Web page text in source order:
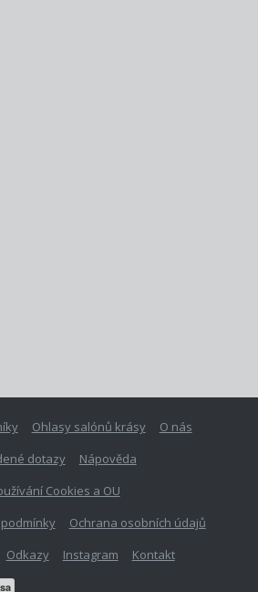
Ohlasy salónů krásy
O nás
dotazy
Nápověda
Cookies a OU
Ochrana osobních údajů
Odkazy Instagram Kontakt